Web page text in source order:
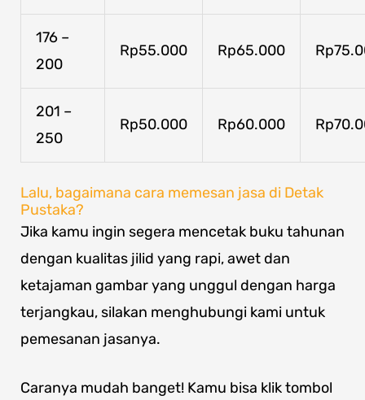
176 –
200
Rp55.000 Rp65.000
201 –
250
Rp50.000 Rp60.000
Lalu, bagaimana cara memesan jasa di Detak
Pustaka?
Jika kamu ingin segera mencetak buku tahunan
dengan kualitas jilid yang rapi, awet dan
ketajaman gambar yang unggul dengan harga
terjangkau, silakan menghubungi kami untuk
pemesanan jasanya.
Caranya mudah banget! Kamu bisa klik tombol